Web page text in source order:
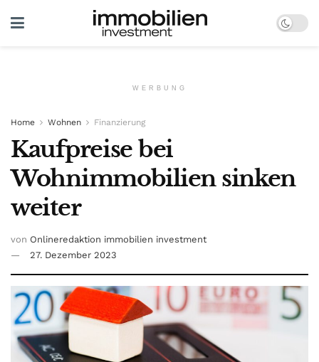
WERBUNG
Home Wohnen Finanzierung
Kaufpreise bei
Wohnimmobilien sinken
weiter
von Onlineredaktion immobilien investment
27. Dezember 2023